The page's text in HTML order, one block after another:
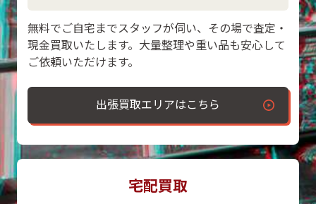
無料でご自宅までスタッフが伺い、その場で査定・
現金買取いたします。大量整理や重い品も安心して
ご依頼いただけます。
出張買取エリアはこちら
宅配買取